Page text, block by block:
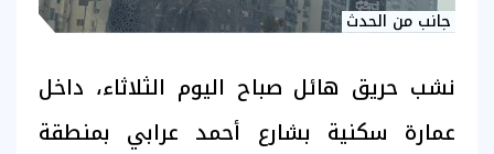
جانب من الحدث
نشب حريق هائل صباح اليوم الثلاثاء، داخل
عمارة سكنية بشارع أحمد عرابي بمنطقة